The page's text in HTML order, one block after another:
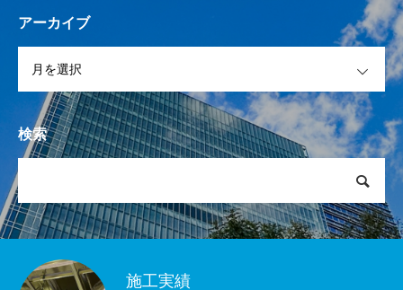
アーカイブ
検索
施工実績